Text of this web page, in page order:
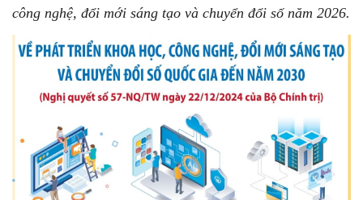
công nghệ, đổi mới sáng tạo và chuyển đổi số năm 2026.